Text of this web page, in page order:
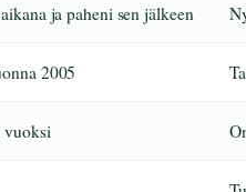
ja paheni sen jälkeen
2005
vuoksi